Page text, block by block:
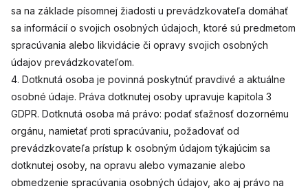
sa na základe písomnej žiadosti u prevádzkovateľa domáhať
sa informácií o svojich osobných údajoch, ktoré sú predmetom
spracúvania alebo likvidácie či opravy svojich osobných
údajov prevádzkovateľom.
4. Dotknutá osoba je povinná poskytnúť pravdivé a aktuálne
osobné údaje. Práva dotknutej osoby upravuje kapitola 3
GDPR. Dotknutá osoba má právo: podať sťažnosť dozornému
orgánu, namietať proti spracúvaniu, požadovať od
prevádzkovateľa prístup k osobným údajom týkajúcim sa
dotknutej osoby, na opravu alebo vymazanie alebo
obmedzenie spracúvania osobných údajov, ako aj právo na